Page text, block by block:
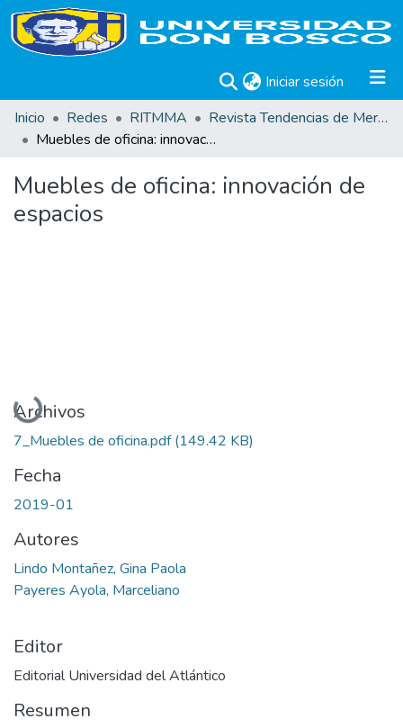
Iniciar sesión (current)
Inicio
Redes RITMMA
Revista Tendencias de Mercado, Innovación y Aprovechamiento de Residuos Sólidos del Sector Muebles en países de Iberoamérica. Vol. 1, No. 1, enero-diciembre 2019
Muebles de oficina: innovación de espacios
Muebles de oficina: innovación de
espacios
Cargando...
Archivos
7_Muebles de oficina.pdf(149.42 KB)
Fecha
2019-01
Autores
Lindo Montañez, Gina Paola
Payeres Ayola, Marceliano
Editor
Editorial Universidad del Atlántico
Resumen